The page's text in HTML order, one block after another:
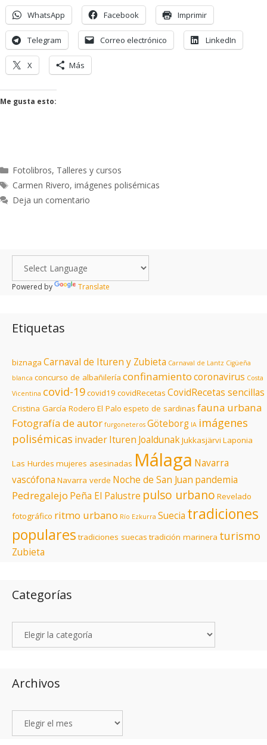
WhatsApp Facebook Imprimir
Telegram Correo electrónico LinkedIn
X Más
Me gusta esto:
Fotolibros, Talleres y cursos
Carmen Rivero,imágenes polisémicas
Deja un comentario
Powered by Translate
Etiquetas
biznaga Carnaval de Ituren y Zubieta Carnaval de Lantz Cigüeña
blanca concurso de albañilería confinamientocoronavirus Costa
Vicentina covid-19covid19 covidRecetas CovidRecetas sencillas
Cristina García Rodero El Palo espeto de sardinas fauna urbana
Fotografía de autor furgoneteros Göteborg IA imágenes
polisémicas invaderIturen JoaldunakJukkasjärvi Laponia
Las Hurdes mujeres asesinadas Málaga Navarra
vascófona Navarra verde Noche de San Juan pandemia
Pedregalejo Peña El Palustre pulso urbano Revelado
fotográfico ritmo urbano Río Ezkurra Suecia tradiciones
populares tradiciones suecas tradición marinera turismo
Zubieta
Categorías
Archivos